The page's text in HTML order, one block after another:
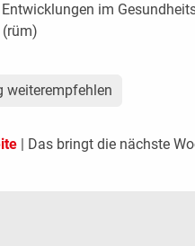
im
(rüm)
weiterempfehlen
| Das bringt die nächste